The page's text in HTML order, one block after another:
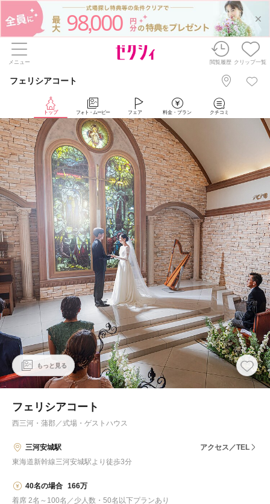
98,000
メニュー 閲覧履歴 クリップ一覧
フェリシアコート
トップ フォト・ムービー フェア 料金・プラン クチコミ
もっと見る
フェリシアコート
西三河・蒲郡／式場・ゲストハウス
三河安城駅
アクセス／TEL
東海道新幹線三河安城駅より徒歩3分
40名の場合 166万
着席 2名～100名／少人数・50名以下プランあり